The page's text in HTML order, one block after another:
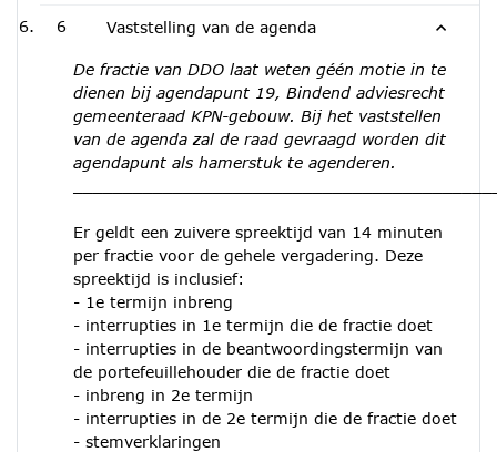
6 Vaststelling van de agenda
De fractie van DDO laat weten géén motie in te
dienen bij agendapunt 19, Bindend adviesrecht
gemeenteraad KPN-gebouw. Bij het vaststellen
van de agenda zal de raad gevraagd worden dit
agendapunt als hamerstuk te agenderen.
Er geldt een zuivere spreektijd van 14 minuten
per fractie voor de gehele vergadering. Deze
spreektijd is inclusief:
- 1e termijn inbreng
- interrupties in 1e termijn die de fractie doet
- interrupties in de beantwoordingstermijn van
de portefeuillehouder die de fractie doet
- inbreng in 2e termijn
- interrupties in de 2e termijn die de fractie doet
- stemverklaringen